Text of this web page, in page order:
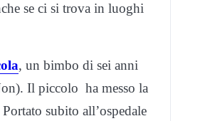
se ci si trova in luoghi
, un bimbo di sei anni
Il piccolo ha messo la
Portato subito all’ospedale